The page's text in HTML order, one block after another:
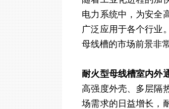
电力系统中，为安全
广泛应用于各个行业
母线槽的市场前景非
耐火型母线槽室内外
高强度外壳、多层隔
场需求的日益增长，